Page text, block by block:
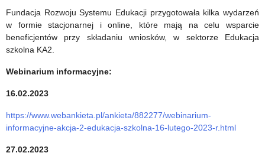
Fundacja Rozwoju Systemu Edukacji przygotowała kilka wydarzeń
w formie stacjonarnej i online, które mają na celu wsparcie
beneficjentów przy składaniu wniosków, w sektorze Edukacja
szkolna KA2.
Webinarium informacyjne:
16.02.2023
https://www.webankieta.pl/ankieta/882277/webinarium-
informacyjne-akcja-2-edukacja-szkolna-16-lutego-2023-r.html
27.02.2023
wniosków